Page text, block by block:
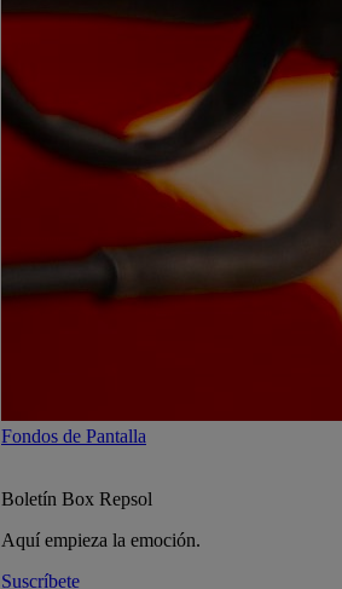
Fondos de Pantalla
Boletín Box Repsol
Aquí empieza la emoción.
Suscríbete